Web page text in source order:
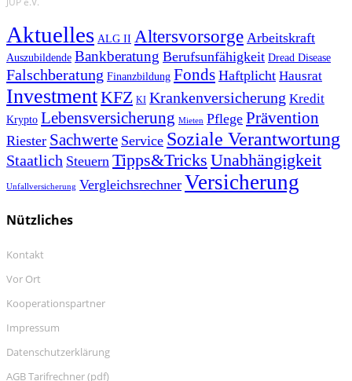
Aktuelles ALG II Altersvorsorge Arbeitskraft
Auszubildende Bankberatung Berufsunfähigkeit Dread Disease
Falschberatung Finanzbildung Fonds Haftplicht Hausrat
InvestmentKFZ KI Krankenversicherung Kredit
Krypto Lebensversicherung Mieten Pflege Prävention
Riester Sachwerte Service Soziale Verantwortung
Staatlich Steuern Tipps&Tricks Unabhängigkeit
Unfallversicherung Vergleichsrechner Versicherung
Nützliches
Kontakt
Vor Ort
Kooperationspartner
Impressum
Datenschutzerklärung
AGB Tarifrechner (pdf)